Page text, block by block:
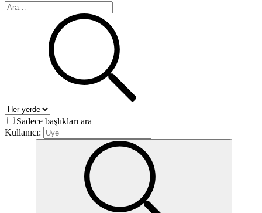
Sadece başlıkları ara
Kullanıcı: